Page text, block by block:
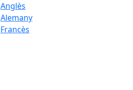
Anglès
Alemany
Francès